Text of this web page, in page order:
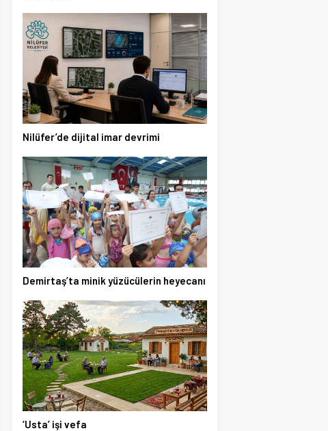
Nilüfer’de dijital imar devrimi
Demirtaş’ta minik yüzücülerin heyecanı
‘Usta’ işi vefa